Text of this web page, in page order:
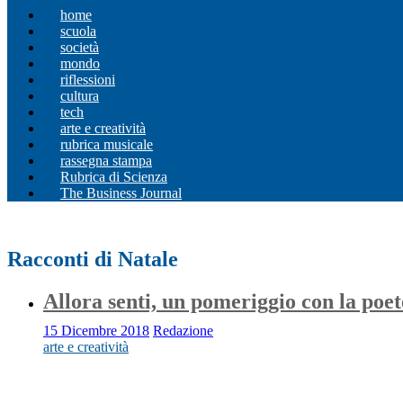
home
scuola
società
mondo
riflessioni
cultura
tech
arte e creatività
rubrica musicale
rassegna stampa
Rubrica di Scienza
The Business Journal
Racconti di Natale
Allora senti, un pomeriggio con la
15 Dicembre 2018 Redazione
arte e creatività